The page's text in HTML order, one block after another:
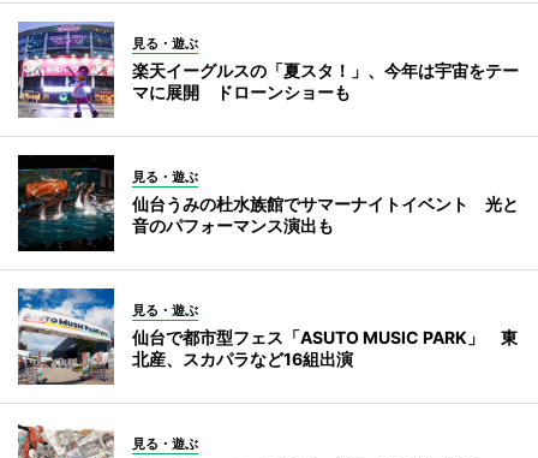
見る・遊ぶ
楽天イーグルスの「夏スタ！」、今年は宇宙をテー
マに展開 ドローンショーも
見る・遊ぶ
仙台うみの杜水族館でサマーナイトイベント 光と
音のパフォーマンス演出も
見る・遊ぶ
仙台で都市型フェス「ASUTO MUSIC PARK」 東
北産、スカパラなど16組出演
見る・遊ぶ